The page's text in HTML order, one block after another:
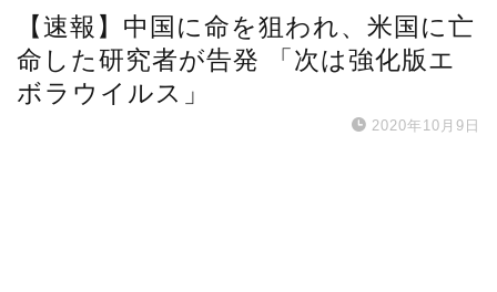
【速報】中国に命を狙われ、米国に亡
命した研究者が告発 「次は強化版エ
ボラウイルス」
2020年10月9日